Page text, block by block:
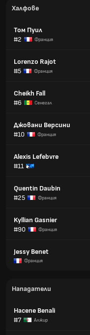
Халфове
Том Пуил
#2
Франция
Lorenzo Rajot
#5
Франция
Cheikh Fall
#6
Сенегал
Джовани Версини
#10
Франция
Alexis Lefebvre
#11
Quentin Daubin
#25
Франция
Kyllian Gasnier
#90
Франция
Jessy Benet
Франция
Нападатели
Hacene Benali
#7
Алжир